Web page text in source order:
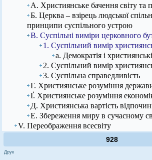
А. Християнське бачення світу та
Б. Церква – взірець людської
принципи суспільного устрою
В. Суспільні виміри церковного
1. Суспільний вимір
а. Демократія і
2. Суспільний вимір
3. Суспільна справедливість
Г. Християнське розуміння
Ґ. Християнське розуміння
Д. Християнська вартість
Е. Збереження миру в сучасному
V. Переображення всесвіту
928
Друк